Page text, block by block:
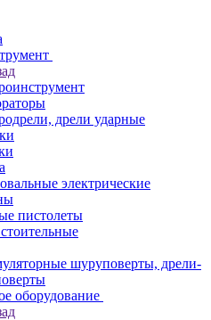
дрели ударные
электрические
пистолеты
шуруповерты, дрели-
оборудование